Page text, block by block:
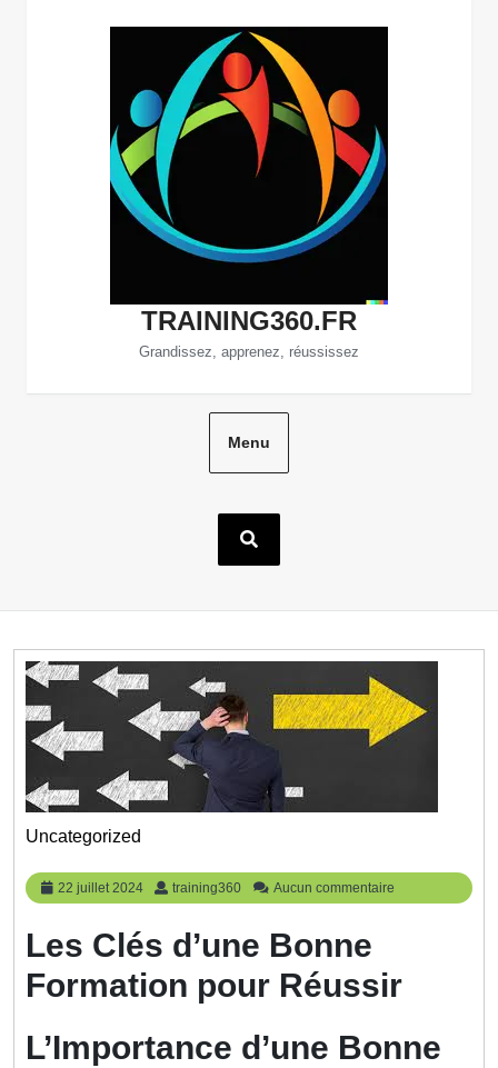
TRAINING360.FR
Grandissez, apprenez, réussissez
Menu
Uncategorized
22 juillet 2024
22
juillet
training360 training360
Aucun commentaire
Les Clés d’une Bonne
Formation pour Réussir
L’Importance d’une Bonne